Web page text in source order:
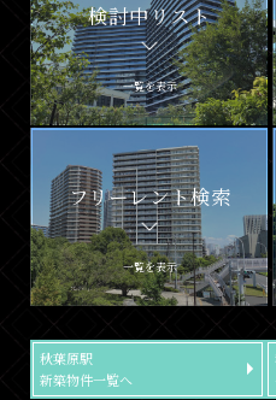
検討中リスト
一覧を表示
フリーレント検索
一覧を表示
秋葉原駅
新築物件一覧へ